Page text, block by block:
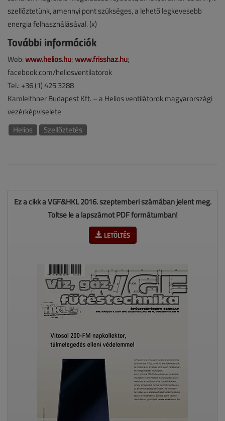
szellőztetünk, amennyi pont szükséges, a lehető legkevesebb
energia felhasználásával. (x)
További információk
Web:www.helios.hu;www.frisshaz.hu;
facebook.com/heliosventilatorok
Tel.: +36 (1) 425 3288
Kamleithner Budapest Kft. – a Helios ventilátorok magyarországi
vezérképviselete
Helios
Szellőztetés
Ez a cikk a VGF&HKL 2016. szeptemberi számában jelent meg.
Töltse le a lapszámot PDF formátumban!
LETÖLTÉS